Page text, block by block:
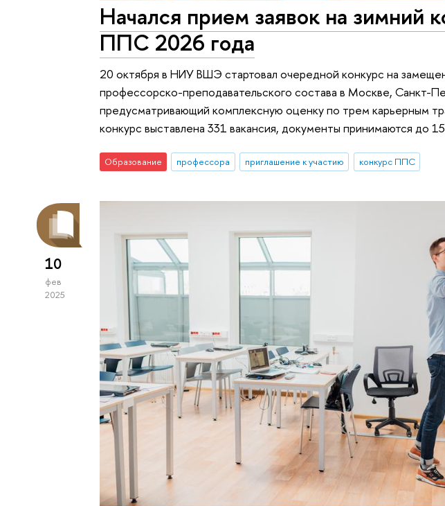
Начался прием заявок на зимний
ППС 2026 года
20 октября в НИУ ВШЭ стартовал очередной конкурс на
профессорско-преподавательского состава в Москве, Санкт-
предусматривающий комплексную оценку по трем карьерным
конкурс выставлена 331 вакансия, документы принимаются до
Образование профессора приглашение к участию конкурс ППС
10
фев
2025